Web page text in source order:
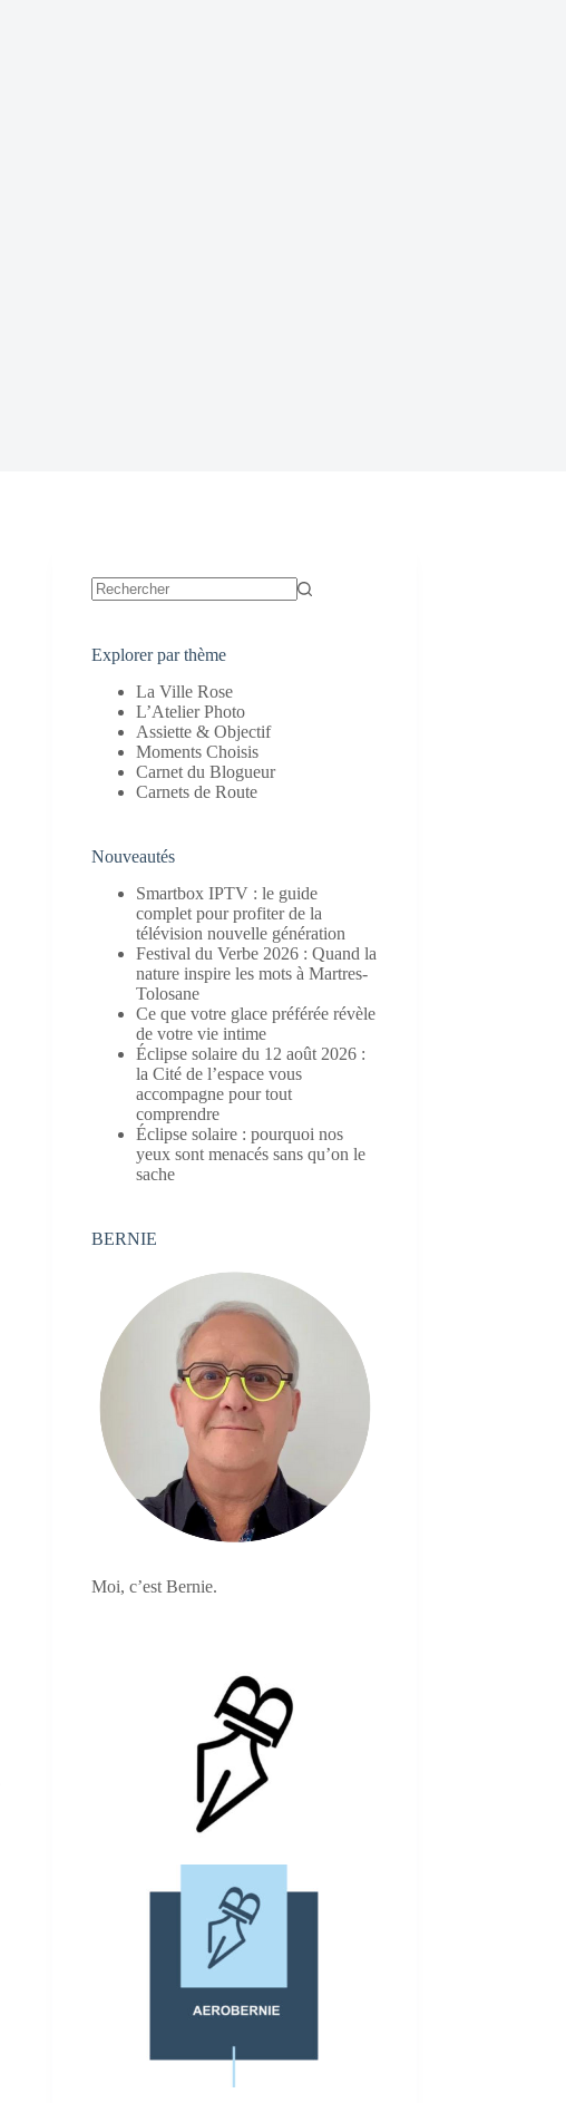
Explorer par thème
La Ville Rose
L’Atelier Photo
Assiette & Objectif
Moments Choisis
Carnet du Blogueur
Carnets de Route
Nouveautés
Smartbox IPTV : le guide
complet pour profiter de la
télévision nouvelle génération
Festival du Verbe 2026 : Quand la
nature inspire les mots à Martres-
Tolosane
Ce que votre glace préférée révèle
de votre vie intime
Éclipse solaire du 12 août 2026 :
la Cité de l’espace vous
accompagne pour tout
comprendre
Éclipse solaire : pourquoi nos
yeux sont menacés sans qu’on le
sache
BERNIE
Moi, c’est Bernie.